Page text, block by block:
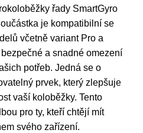
řady SmartGyro
je kompatibilní se
včetně variant Pro a
a snadné omezení
potřeb. Jedná se o
prvek, který zlepšuje
vaší koloběžky. Tento
pro ty, kteří chtějí mít
svého zařízení.